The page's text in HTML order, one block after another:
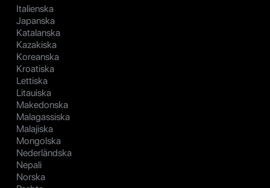
Italienska
Japanska
Katalanska
Kazakiska
Koreanska
Kroatiska
Lettiska
Litauiska
Makedonska
Malagassiska
Malajiska
Mongolska
Nederländska
Nepali
Norska